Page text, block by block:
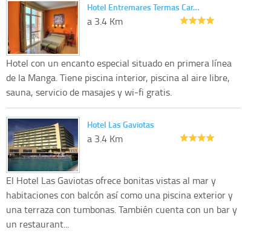
Hotel Entremares Termas Car…
a 3.4 Km
Hotel con un encanto especial situado en primera línea
de la Manga. Tiene piscina interior, piscina al aire libre,
sauna, servicio de masajes y wi-fi gratis.
Hotel Las Gaviotas
a 3.4 Km
El Hotel Las Gaviotas ofrece bonitas vistas al mar y
habitaciones con balcón así como una piscina exterior y
una terraza con tumbonas. También cuenta con un bar y
un restaurant...